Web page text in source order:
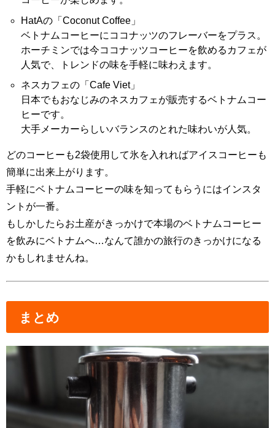
HatAの「Coconut Coffee」
ベトナムコーヒーにココナッツのフレーバーをプラス。
ホーチミンでは今ココナッツコーヒーを飲めるカフェが
人気で、トレンドの味を手軽に味わえます。
ネスカフェの「Cafe Viet」
日本でもおなじみのネスカフェが販売するベトナムコー
ヒーです。
大手メーカーらしいバランスのとれた味わいが人気。
どのコーヒーも2袋使用して氷を入れればアイスコーヒーも
簡単に出来上がります。
手軽にベトナムコーヒーの味を知ってもらうにはインスタ
ントが一番。
もしかしたらお土産がきっかけで本場のベトナムコーヒー
を飲みにベトナムへ…なんて誰かの旅行のきっかけになる
かもしれませんね。
まとめ